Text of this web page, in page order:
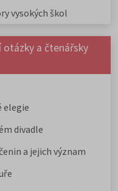
vysokých škol
otázky a čtenářsky
elegie
divadle
a jejich význam